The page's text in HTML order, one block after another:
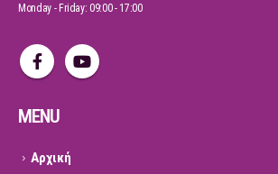
Monday - Friday: 09:00 - 17:00
MENU
Αρχική